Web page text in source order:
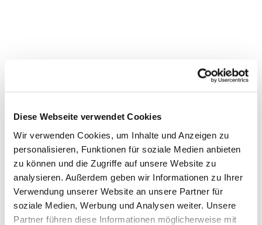
Diese Webseite verwendet Cookies
Wir verwenden Cookies, um Inhalte und Anzeigen zu
personalisieren, Funktionen für soziale Medien anbieten
zu können und die Zugriffe auf unsere Website zu
analysieren. Außerdem geben wir Informationen zu Ihrer
Verwendung unserer Website an unsere Partner für
soziale Medien, Werbung und Analysen weiter. Unsere
Partner führen diese Informationen möglicherweise mit